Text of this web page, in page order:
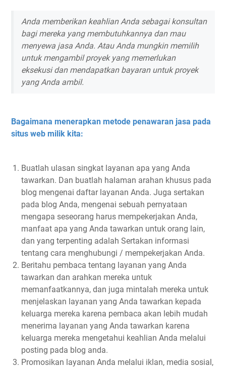
Anda memberikan keahlian Anda sebagai konsultan
bagi mereka yang membutuhkannya dan mau
menyewa jasa Anda. Atau Anda mungkin memilih
untuk mengambil proyek yang memerlukan
eksekusi dan mendapatkan bayaran untuk proyek
yang Anda ambil.
Bagaimana menerapkan metode penawaran jasa pada
situs web milik kita:
Buatlah ulasan singkat layanan apa yang Anda
tawarkan. Dan buatlah halaman arahan khusus pada
blog mengenai daftar layanan Anda. Juga sertakan
pada blog Anda, mengenai sebuah pernyataan
mengapa seseorang harus mempekerjakan Anda,
manfaat apa yang Anda tawarkan untuk orang lain,
dan yang terpenting adalah Sertakan informasi
tentang cara menghubungi / mempekerjakan Anda.
Beritahu pembaca tentang layanan yang Anda
tawarkan dan arahkan mereka untuk
memanfaatkannya, dan juga mintalah mereka untuk
menjelaskan layanan yang Anda tawarkan kepada
keluarga mereka karena pembaca akan lebih mudah
menerima layanan yang Anda tawarkan karena
keluarga mereka mengetahui keahlian Anda melalui
posting pada blog anda.
Promosikan layanan Anda melalui iklan, media sosial,